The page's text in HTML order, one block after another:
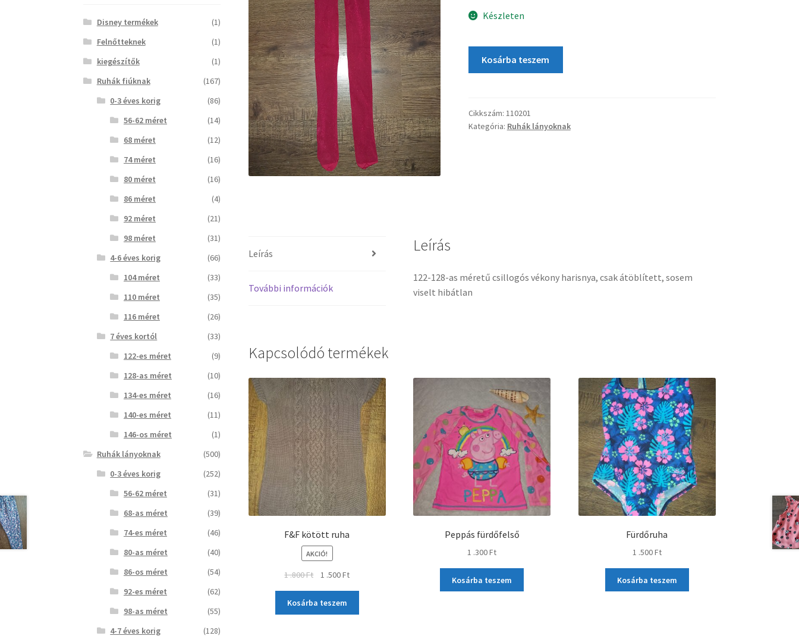
Készleten
Kosárba teszem
Cikkszám: 110201
Kategória: Ruhák lányoknak
Leírás
További információk
Leírás
122-128-as méretű csillogós vékony harisnya, csak átöblített, sosem
viselt hibátlan
Kapcsolódó termékek
F&F kötött ruha
AKCIÓ!
1 .800Ft 1 .500Ft
Kosárba teszem
Peppás fürdőfelső
1 .300Ft
Kosárba teszem
Fürdőruha
1 .500Ft
Kosárba teszem
Disney termékek
(1)
Felnőtteknek
(1)
kiegészítők
(1)
Ruhák fiúknak
(167)
0-3 éves korig
(86)
56-62 méret
(14)
68 méret
(12)
74 méret
(16)
80 méret
(16)
86 méret
(4)
92 méret
(21)
98 méret
(31)
4-6 éves korig
(66)
104 méret
(33)
110 méret
(35)
116 méret
(26)
7 éves kortól
(33)
122-es méret
(9)
128-as méret
(10)
134-es méret
(16)
140-es méret
(11)
146-os méret
(1)
Ruhák lányoknak
(500)
0-3 éves korig
(252)
56-62 méret
(31)
68-as méret
(39)
74-es méret
(46)
80-as méret
(40)
86-os méret
(54)
92-es méret
(62)
98-as méret
(55)
4-7 éves korig
(128)